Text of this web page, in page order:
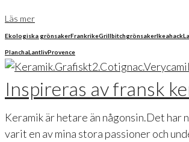
Läs mer
Ekologiska grönsakerFrankrikeGrillbitchgrönsakerIkeahackLa
PlanchaLantlivProvence
Inspireras av fransk
Keramik är hetare än någonsin.Det har
varit en av mina stora passioner och